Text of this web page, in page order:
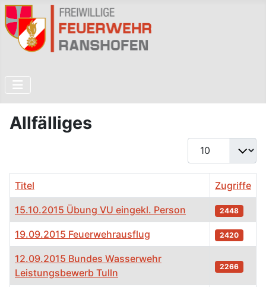
Allfälliges
Anzeige #
Titel Zugriffe
15.10.2015 Übung VU eingekl. Person 2448
19.09.2015 Feuerwehrausflug 2420
12.09.2015 Bundes Wasserwehr
Leistungsbewerb Tulln
2266